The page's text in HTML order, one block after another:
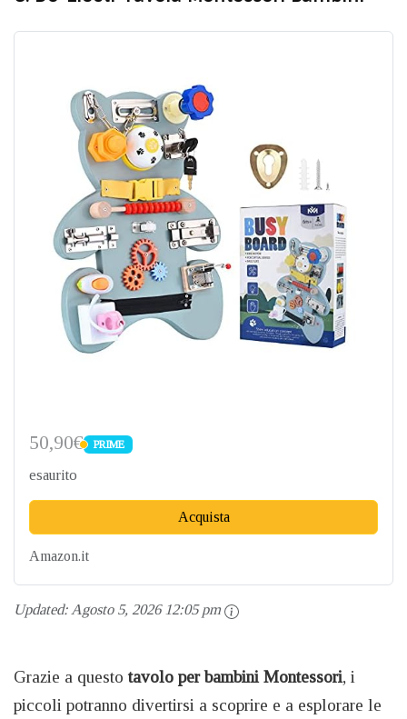
50,90€ PRIME
PRIME
esaurito
Acquista
Amazon.it
Updated:Agosto 5, 2026 12:05 pm
Grazie a questo tavolo per bambini Montessori, i
piccoli potranno divertirsi a scoprire e a esplorare le